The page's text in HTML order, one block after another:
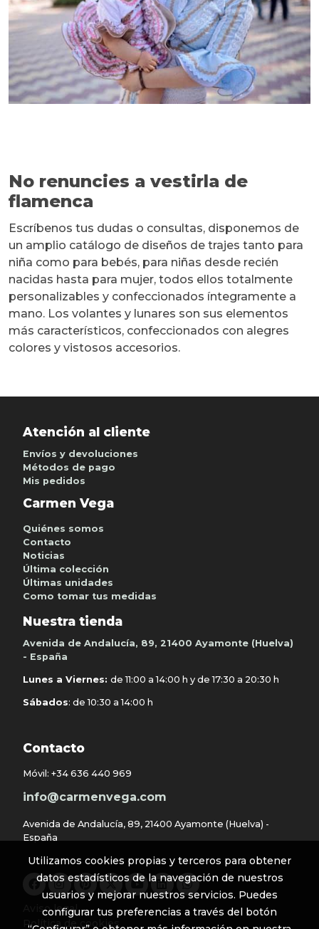
No renuncies a vestirla de
flamenca
Escríbenos tus dudas o consultas, disponemos de
un amplio catálogo de diseños de trajes tanto para
niña como para bebés, para niñas desde recién
nacidas hasta para mujer, todos ellos totalmente
personalizables y confeccionados íntegramente a
mano. Los volantes y lunares son sus elementos
más característicos, confeccionados con alegres
colores y vistosos accesorios.
Atención al cliente
Envíos y devoluciones
Métodos de pago
Mis pedidos
Carmen Vega
Quiénes somos
Contacto
Noticias
Última colección
Últimas unidades
Como tomar tus medidas
Nuestra tienda
Avenida de Andalucía, 89, 21400 Ayamonte (Huelva)
- España
Lunes a Viernes: de 11:00 a 14:00 h y de 17:30 a 20:30 h
Sábados: de 10:30 a 14:00 h
Contacto
Móvil: +34 636 440 969
info@carmenvega.com
Avenida de Andalucía, 89, 21400 Ayamonte (Huelva) -
España
Aviso legal
Política de cookies
Utilizamos cookies propias y terceros para obtener
datos estadísticos de la navegación de nuestros
usuarios y mejorar nuestros servicios. Puedes
configurar tus preferencias a través del botón